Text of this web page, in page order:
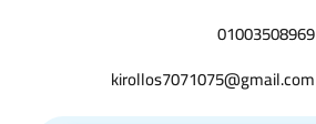
01003508969
kirollos7071075@gmail.com